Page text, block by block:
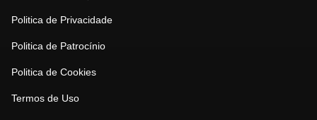
Politica de Privacidade
Politica de Patrocínio
Politica de Cookies
Termos de Uso